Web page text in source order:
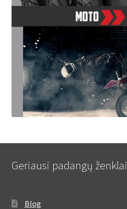
Geriausi padangų ženklai
Blog